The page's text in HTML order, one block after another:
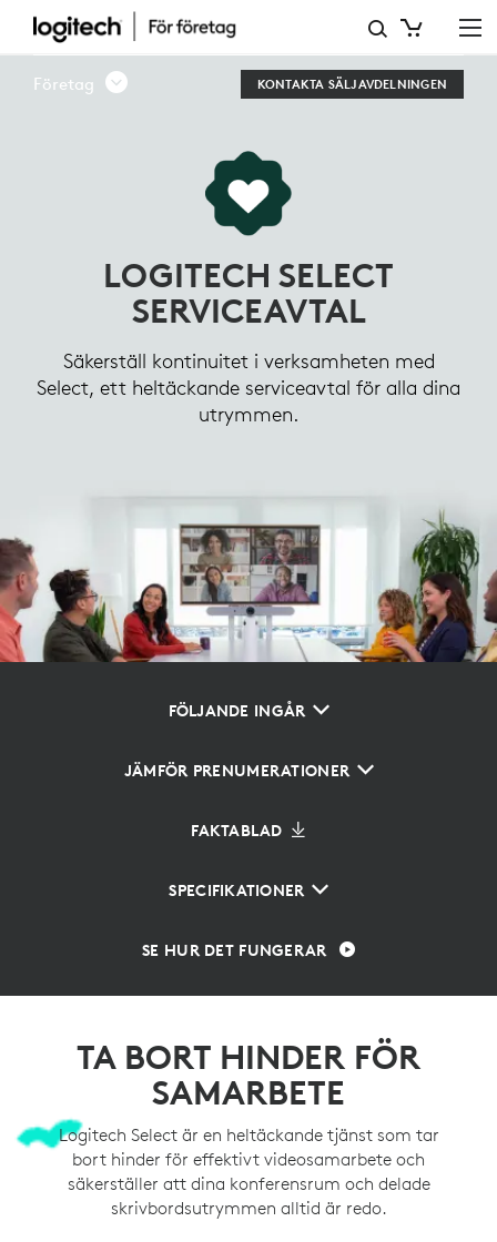
LOGITECH
SELECT
Företag KONTAKTA SÄLJAVDELNINGEN
LOGITECH SELECT
SERVICEAVTAL
Säkerställ kontinuitet i verksamheten med
Select, ett heltäckande serviceavtal för alla dina
utrymmen.
FÖLJANDE INGÅR
JÄMFÖR PRENUMERATIONER
FAKTABLAD
SPECIFIKATIONER
SE HUR DET FUNGERAR
TA BORT HINDER FÖR
SAMARBETE
Logitech Select är en heltäckande tjänst som tar
bort hinder för effektivt videosamarbete och
säkerställer att dina konferensrum och delade
skrivbordsutrymmen alltid är redo.